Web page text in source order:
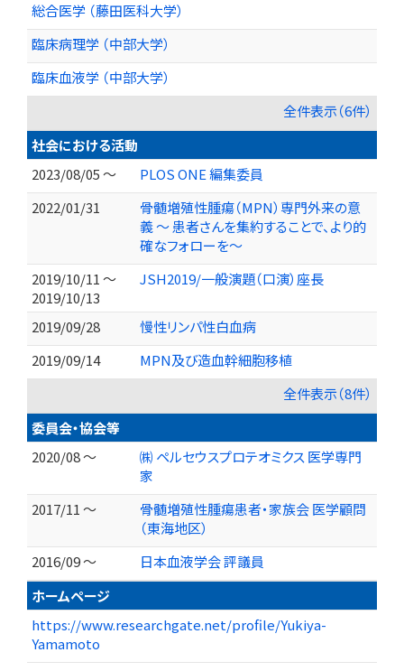
総合医学 （藤田医科大学）
臨床病理学 （中部大学）
臨床血液学 （中部大学）
全件表示（6件）
社会における活動
2023/08/05 ～
PLOS ONE 編集委員
2022/01/31
骨髄増殖性腫瘍（MPN）専門外来の意
義 ～ 患者さんを集約することで、より的
確なフォローを～
2019/10/11 ～
2019/10/13
JSH2019/一般演題（口演）座長
2019/09/28
慢性リンパ性白血病
2019/09/14
MPN及び造血幹細胞移植
全件表示（8件）
委員会・協会等
2020/08 ～
㈱ ペルセウスプロテオミクス 医学専門
家
2017/11 ～
骨髄増殖性腫瘍患者・家族会 医学顧問
（東海地区）
2016/09 ～
日本血液学会 評議員
ホームページ
https://www.researchgate.net/profile/Yukiya-
Yamamoto